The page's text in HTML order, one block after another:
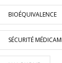
BIOÉQUIVALENCE
SÉCURITÉ